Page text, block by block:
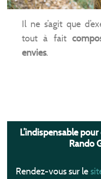
Il ne s’agit que
tout à fait
envies.
L’indispensable
Rando
Rendez-vous sur le